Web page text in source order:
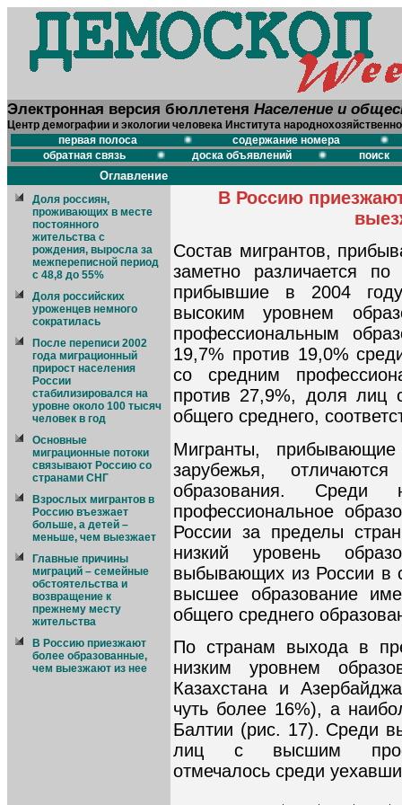
Электронная версия бюллетеня Население и
Центр демографии и экологии человека Института
первая полоса
содержание номера
обратная связь
доска объявлений поиск
Оглавление
Доля россиян,
проживающих в месте
постоянного
жительства с
рождения, выросла за
межпереписной период
с 48,8 до 55%
Доля российских
уроженцев немного
сократилась
После переписи 2002
года миграционный
прирост населения
России
стабилизировался на
уровне около 100 тысяч
человек в год
Основные
миграционные потоки
связывают Россию со
странами СНГ
Взрослых мигрантов в
Россию въезжает
больше, а детей –
меньше, чем выезжает
Главные причины
миграций – семейные
обстоятельства и
возвращение к
прежнему месту
жительства
В Россию приезжают
более образованные,
чем выезжают из нее
В Россию
Состав мигрантов,
заметно различается
прибывшие в 2004
высоким уровнем
профессиональным
19,7% против 19,0%
со средним
против 27,9%, доля лиц
общего среднего,
Мигранты,
зарубежья,
образования.
профессиональное
России за пределы
низкий уровень
выбывающих из России в
высшее образование
общего среднего
По странам выхода в
низким уровнем
Казахстана и
чуть более 16%), а
Балтии (рис. 17). Среди
лиц с высшим
отмечалось среди